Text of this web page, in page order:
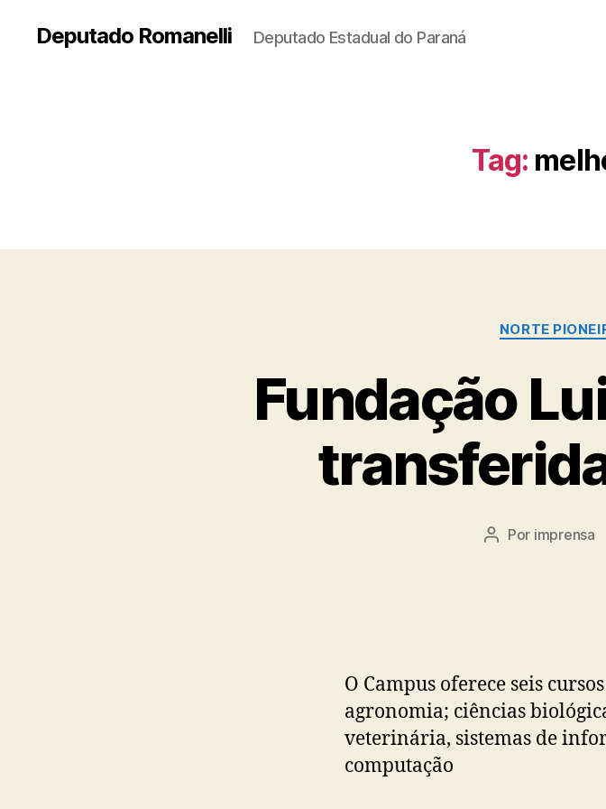
Deputado Romanelli Deputado Estadual do Paraná
Tag:
NORTE
Fundação
Autor
Por imprensa
O Campus oferece seis
agronomia; ciências
veterinária, sistemas de
computação